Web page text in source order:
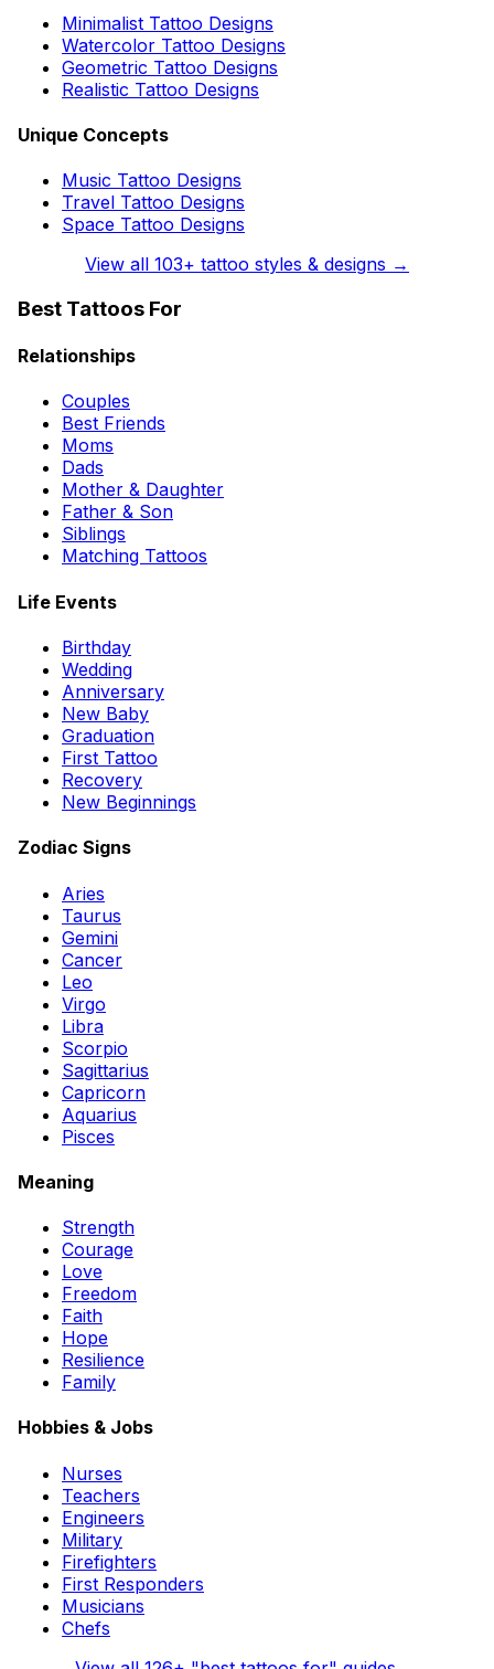
Minimalist Tattoo Designs
Watercolor Tattoo Designs
Geometric Tattoo Designs
Realistic Tattoo Designs
Unique Concepts
Music Tattoo Designs
Travel Tattoo Designs
Space Tattoo Designs
View all 103+ tattoo styles & designs →
Best Tattoos For
Relationships
Couples
Best Friends
Moms
Dads
Mother & Daughter
Father & Son
Siblings
Matching Tattoos
Life Events
Birthday
Wedding
Anniversary
New Baby
Graduation
First Tattoo
Recovery
New Beginnings
Zodiac Signs
Aries
Taurus
Gemini
Cancer
Leo
Virgo
Libra
Scorpio
Sagittarius
Capricorn
Aquarius
Pisces
Meaning
Strength
Courage
Love
Freedom
Faith
Hope
Resilience
Family
Hobbies & Jobs
Nurses
Teachers
Engineers
Military
Firefighters
First Responders
Musicians
Chefs